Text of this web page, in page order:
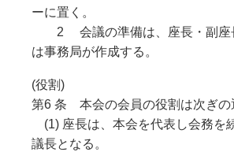
ーに置く。
2 会議の準備は、座長・副座
は事務局が作成する。
(役割)
第6 条 本会の会員の役割は次ぎの
(1) 座長は、本会を代表し会務を
議長となる。